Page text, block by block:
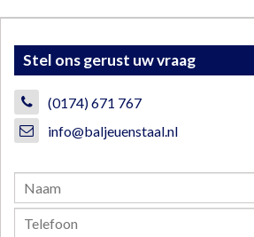
Stel ons gerust uw vraag
(0174) 671 767
info@baljeuenstaal.nl